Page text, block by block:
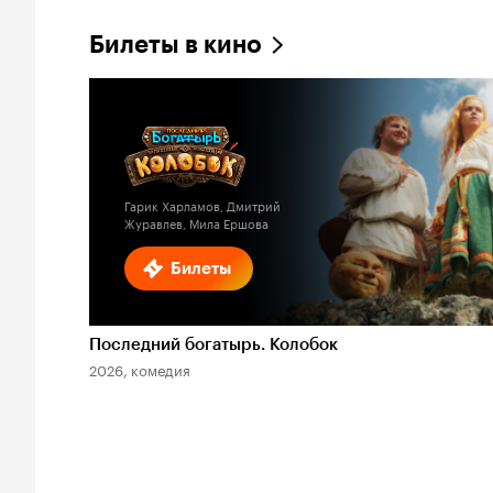
Билеты в кино
Билеты
Гарик Харламов, Дмитрий
Журавлев, Мила Ершова
Последний богатырь. Колобок
2026, комедия